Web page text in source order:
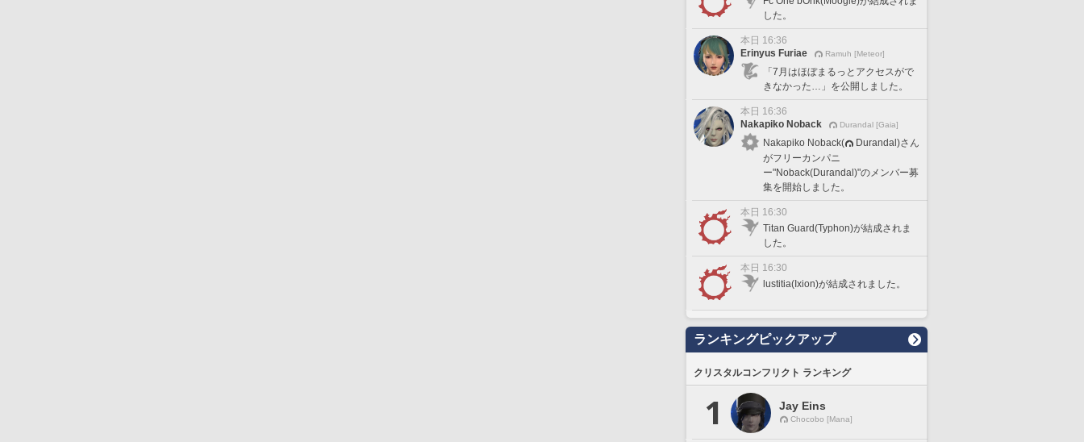
した。
本日 16:36
Erinyus Furiae
Ramuh [Meteor]
「7月はほぼまるっとアクセスがで
きなかった…」を公開しました。
本日 16:36
Nakapiko Noback
Durandal [Gaia]
Nakapiko Noback(
Durandal)さん
がフリーカンパニ
ー"Noback(Durandal)"のメンバー募
集を開始しました。
本日 16:30
Titan Guard(Typhon)が結成されま
した。
本日 16:30
lustitia(Ixion)が結成されました。
ランキングピックアップ
クリスタルコンフリクト ランキング
1 Jay Eins
Chocobo [Mana]